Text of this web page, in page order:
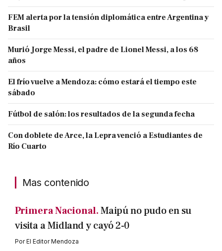
FEM alerta por la tensión diplomática entre Argentina y
Brasil
Murió Jorge Messi, el padre de Lionel Messi, a los 68
años
El frío vuelve a Mendoza: cómo estará el tiempo este
sábado
Fútbol de salón: los resultados de la segunda fecha
Con doblete de Arce, la Lepra venció a Estudiantes de
Río Cuarto
Mas contenido
Primera Nacional.Maipú no pudo en su
visita a Midland y cayó 2-0
PorEl Editor Mendoza